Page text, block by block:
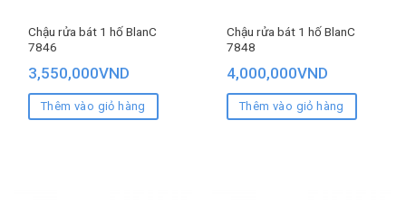
Chậu rửa bát 1 hố BlanC
7846
3,550,000VND
Thêm vào giỏ hàng
Chậu rửa bát 1 hố BlanC
7848
4,000,000VND
Thêm vào giỏ hàng